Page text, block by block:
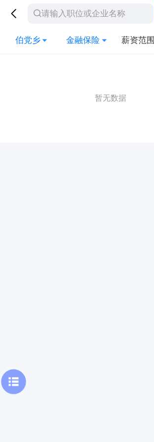
伯党乡 金融保险 薪资范围
暂无数据